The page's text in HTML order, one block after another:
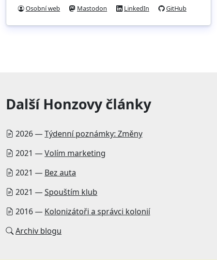
Osobní web Mastodon LinkedIn GitHub
Další Honzovy články
2026 —Týdenní poznámky: Změny
2021 —Volím marketing
2021 — Bez auta
2021 —Spouštím klub
2016 — Kolonizátoři a správci kolonií
Archiv blogu